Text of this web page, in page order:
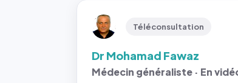
Téléconsultation
Dr Mohamad Fawaz
Médecin généraliste · En